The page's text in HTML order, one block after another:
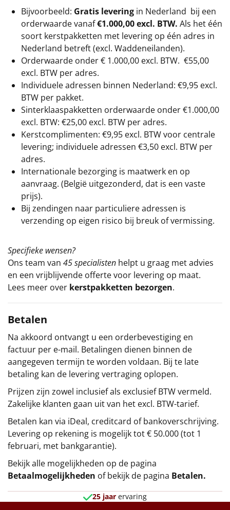
Bijvoorbeeld: Gratis levering in Nederland bij een
orderwaarde vanaf€1.000,00 excl. BTW. Als het één
soort kerstpakketten met levering op één adres in
Nederland betreft (excl. Waddeneilanden).
Orderwaarde onder € 1.000,00 excl. BTW. €55,00
excl. BTW per adres.
Individuele adressen binnen Nederland: €9,95 excl.
BTW per pakket.
Sinterklaaspakketten orderwaarde onder €1.000,00
excl. BTW: €25,00 excl. BTW per adres.
Kerstcomplimenten: €9,95 excl. BTW voor centrale
levering; individuele adressen €3,50 excl. BTW per
adres.
Internationale bezorging is maatwerk en op
aanvraag. (België uitgezonderd, dat is een vaste
prijs).
Bij zendingen naar particuliere adressen is
verzending op eigen risico bij breuk of vermissing.
Specifieke wensen?
Ons team van 45 specialisten helpt u graag met advies
en een vrijblijvende offerte voor levering op maat.
Lees meer over kerstpakketten bezorgen.
Betalen
Na akkoord ontvangt u een orderbevestiging en
factuur per e-mail. Betalingen dienen binnen de
aangegeven termijn te worden voldaan. Bij te late
betaling kan de levering vertraging oplopen.
Prijzen zijn zowel inclusief als exclusief BTW vermeld.
Zakelijke klanten gaan uit van het excl. BTW-tarief.
Betalen kan via iDeal, creditcard of bankoverschrijving.
Levering op rekening is mogelijk tot € 50.000 (tot 1
februari, met bankgarantie).
Bekijk alle mogelijkheden op de pagina
Betaalmogelijkheden of bekijk de pagina Betalen.
25 jaar ervaring